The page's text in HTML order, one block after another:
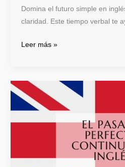
Domina el futuro simple en
claridad. Este tiempo verbal te
en
inglés
Leer más »
Aprende
el
pasado
perfecto